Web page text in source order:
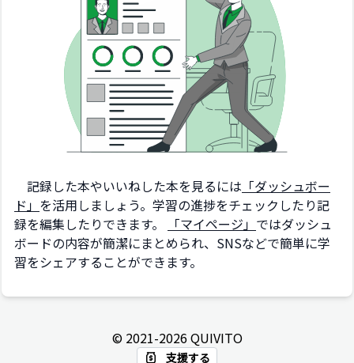
記録した本やいいねした本を見るには 「ダッシュボー
ド」 を活用しましょう。学習の進捗をチェックしたり記
録を編集したりできます。
「マイページ」 ではダッシュ
ボードの内容が簡潔にまとめられ、SNSなどで簡単に学
習をシェアすることができます。
© 2021-2026QUIVITO
支援する